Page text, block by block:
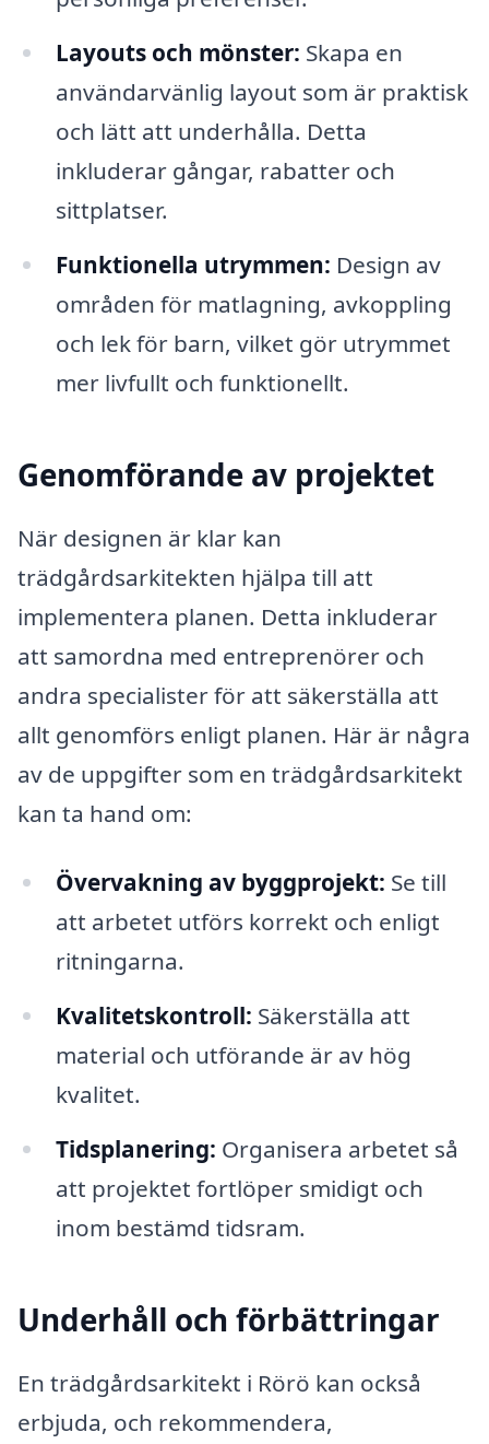
Layouts och mönster: Skapa en
användarvänlig layout som är praktisk
och lätt att underhålla. Detta
inkluderar gångar, rabatter och
sittplatser.
Funktionella utrymmen: Design av
områden för matlagning, avkoppling
och lek för barn, vilket gör utrymmet
mer livfullt och funktionellt.
Genomförande av projektet
När designen är klar kan
trädgårdsarkitekten hjälpa till att
implementera planen. Detta inkluderar
att samordna med entreprenörer och
andra specialister för att säkerställa att
allt genomförs enligt planen. Här är några
av de uppgifter som en trädgårdsarkitekt
kan ta hand om:
Övervakning av byggprojekt: Se till
att arbetet utförs korrekt och enligt
ritningarna.
Kvalitetskontroll: Säkerställa att
material och utförande är av hög
kvalitet.
Tidsplanering: Organisera arbetet så
att projektet fortlöper smidigt och
inom bestämd tidsram.
Underhåll och förbättringar
En trädgårdsarkitekt i Rörö kan också
erbjuda, och rekommendera,